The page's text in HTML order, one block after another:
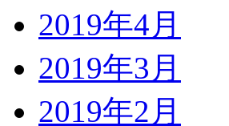
2019年4月
2019年3月
2019年2月